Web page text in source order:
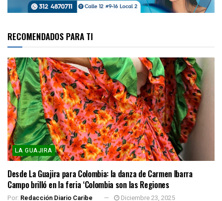
RECOMENDADOS PARA TI
LA GUAJIRA
Desde La Guajira para Colombia: la danza de Carmen Ibarra
Campo brilló en la feria ‘Colombia son las Regiones
Por: Redacción Diario Caribe Diciembre 23, 2025